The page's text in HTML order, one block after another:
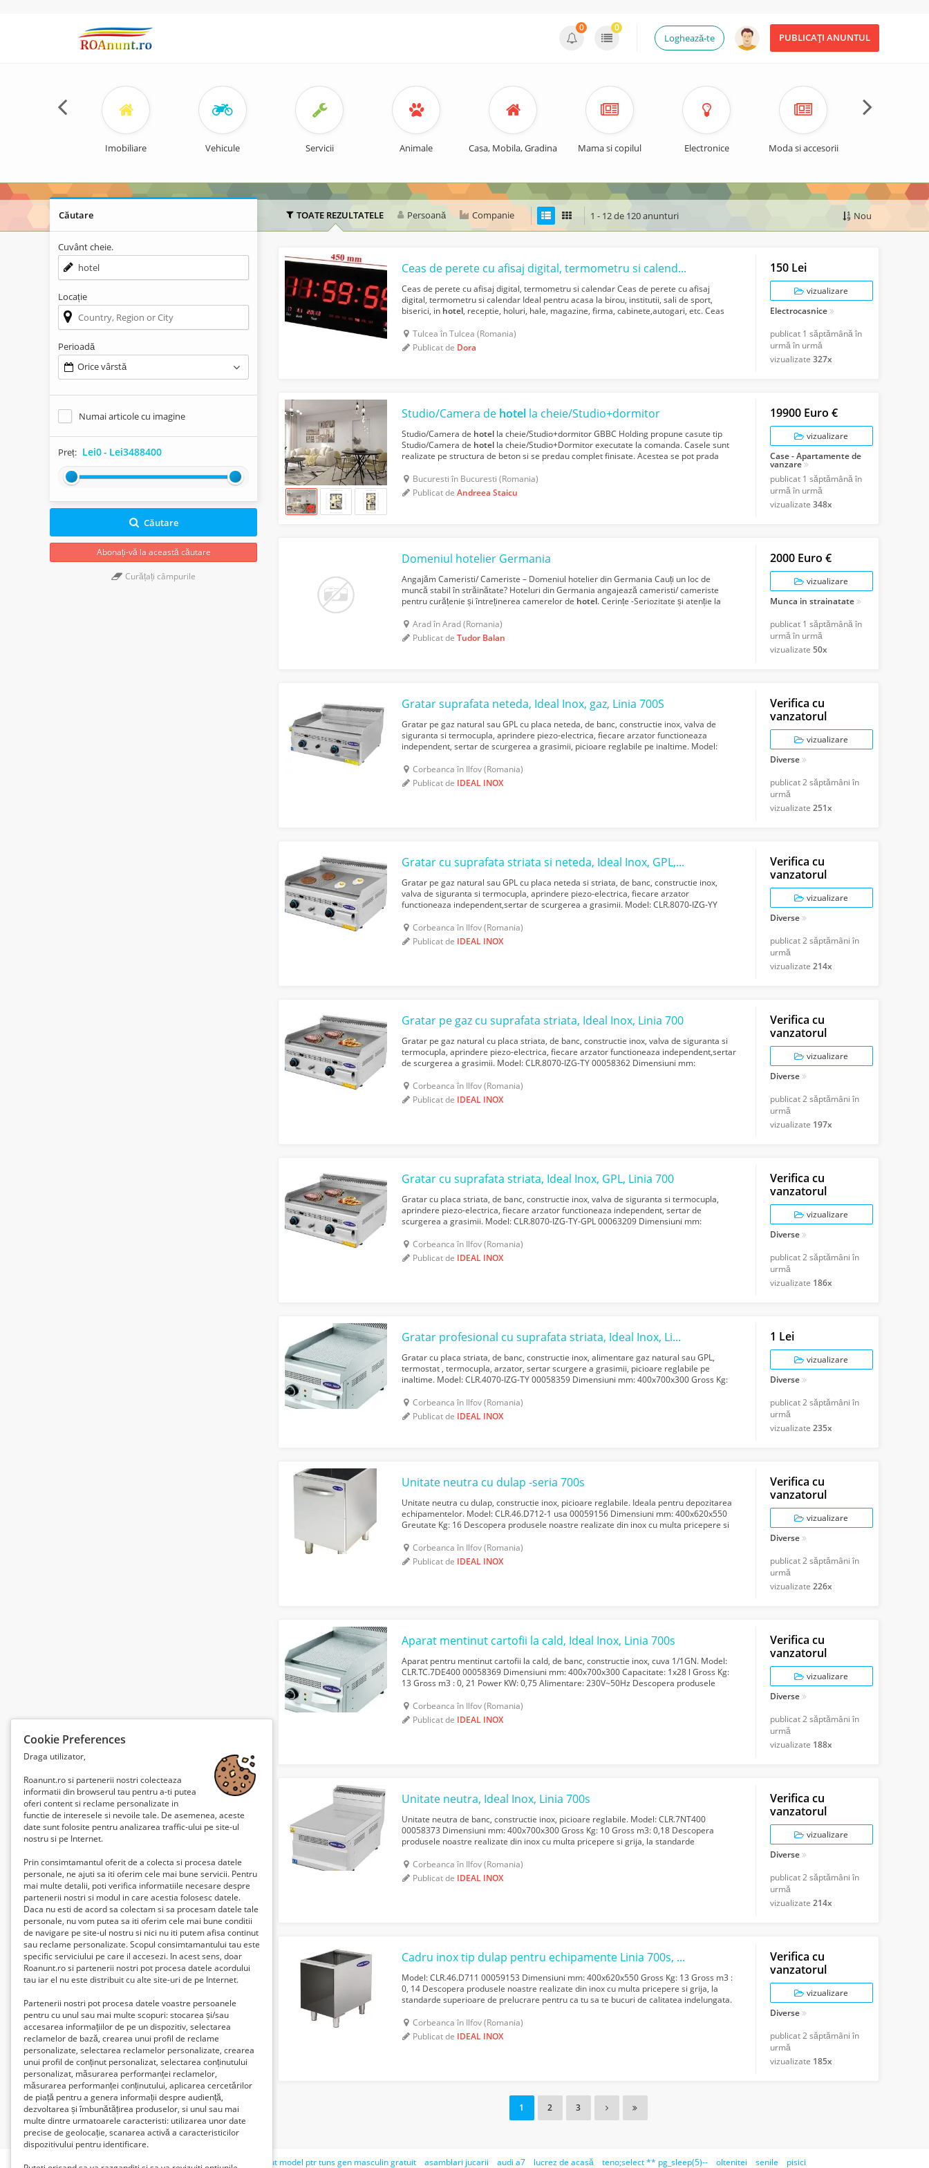
PUBLICAȚI ANUNTUL
Loghează-te
0 0
Imobiliare Vehicule Servicii Animale Casa, Mobila, Gradina Mama si copilul Electronice Moda si accesorii
TOATE REZULTATELE Persoană Companie 1 - 12 de 120 anunturi Nou
Ceas de perete cu afisaj digital, termometru si calendar
Ceas de perete cu afisaj digital, termometru si calendar Ceas de perete cu afisaj
digital, termometru si calendar Ideal pentru acasa la birou, institutii, sali de sport,
biserici, in hotel, receptie, holuri, hale, magazine, firma, cabinete,autogari, etc. Ceas
Tulcea în Tulcea (Romania)
Publicat de Dora
150 Lei
vizualizare
Electrocasnice
publicat 1 săptămână în
urmă în urmă
vizualizate 327x
Studio/Camera de hotel la cheie/Studio+dormitor
Studio/Camera de hotel la cheie/Studio+dormitor GBBC Holding propune casute tip
Studio/Camera de hotel la cheie/Studio+Dormitor executate la comanda. Casele sunt
realizate pe structura de beton si se predau complet finisate. Acestea se pot prada
Bucuresti în Bucuresti (Romania)
Publicat deAndreea Staicu
19900 Euro €
vizualizare
Case - Apartamente de
vanzare
publicat 1 săptămână în
urmă în urmă
vizualizate 348x
Domeniul hotelier Germania
Angajăm Cameristi/ Cameriste – Domeniul hotelier din Germania Cauți un loc de
muncă stabil în străinătate? Hoteluri din Germania angajează cameristi/ cameriste
pentru curățenie și întreținerea camerelor de hotel. Cerințe -Seriozitate și atenție la
Arad în Arad (Romania)
Publicat deTudor Balan
2000 Euro €
vizualizare
Munca in strainatate
publicat 1 săptămână în
urmă în urmă
vizualizate 50x
Gratar suprafata neteda, Ideal Inox, gaz, Linia 700S
Gratar pe gaz natural sau GPL cu placa neteda, de banc, constructie inox, valva de
siguranta si termocupla, aprindere piezo-electrica, fiecare arzator functioneaza
independent, sertar de scurgerea a grasimii, picioare reglabile pe inaltime. Model:
Corbeanca în Ilfov (Romania)
Publicat de IDEAL INOX
Verifica cu
vanzatorul
vizualizare
Diverse
publicat2 săptămâni în
urmă
vizualizate 251x
Gratar cu suprafata striata si neteda, Ideal Inox, GPL, Linia 700
Gratar pe gaz natural sau GPL cu placa neteda si striata, de banc, constructie inox,
valva de siguranta si termocupla, aprindere piezo-electrica, fiecare arzator
functioneaza independent,sertar de scurgerea a grasimii. Model: CLR.8070-IZG-YY
Corbeanca în Ilfov (Romania)
Publicat de IDEAL INOX
Verifica cu
vanzatorul
vizualizare
Diverse
publicat2 săptămâni în
urmă
vizualizate 214x
Gratar pe gaz cu suprafata striata, Ideal Inox, Linia 700
Gratar pe gaz natural cu placa striata, de banc, constructie inox, valva de siguranta si
termocupla, aprindere piezo-electrica, fiecare arzator functioneaza independent,sertar
de scurgerea a grasimii. Model: CLR.8070-IZG-TY 00058362 Dimensiuni mm:
Corbeanca în Ilfov (Romania)
Publicat de IDEAL INOX
Verifica cu
vanzatorul
vizualizare
Diverse
publicat2 săptămâni în
urmă
vizualizate 197x
Gratar cu suprafata striata, Ideal Inox, GPL, Linia 700
Gratar cu placa striata, de banc, constructie inox, valva de siguranta si termocupla,
aprindere piezo-electrica, fiecare arzator functioneaza independent, sertar de
scurgerea a grasimii. Model: CLR.8070-IZG-TY-GPL 00063209 Dimensiuni mm:
Corbeanca în Ilfov (Romania)
Publicat de IDEAL INOX
Verifica cu
vanzatorul
vizualizare
Diverse
publicat2 săptămâni în
urmă
vizualizate 186x
Gratar profesional cu suprafata striata, Ideal Inox, Linia 700 S
Gratar cu placa striata, de banc, constructie inox, alimentare gaz natural sau GPL,
termostat , termocupla, arzator, sertar scurgere a grasimii, picioare reglabile pe
inaltime. Model: CLR.4070-IZG-TY 00058359 Dimensiuni mm: 400x700x300 Gross Kg:
Corbeanca în Ilfov (Romania)
Publicat de IDEAL INOX
1 Lei
vizualizare
Diverse
publicat2 săptămâni în
urmă
vizualizate 235x
Unitate neutra cu dulap -seria 700s
Unitate neutra cu dulap, constructie inox, picioare reglabile. Ideala pentru depozitarea
echipamentelor. Model: CLR.46.D712-1 usa 00059156 Dimensiuni mm: 400x620x550
Greutate Kg: 16 Descopera produsele noastre realizate din inox cu multa pricepere si
Corbeanca în Ilfov (Romania)
Publicat de IDEAL INOX
Verifica cu
vanzatorul
vizualizare
Diverse
publicat2 săptămâni în
urmă
vizualizate 226x
Aparat mentinut cartofii la cald, Ideal Inox, Linia 700s
Aparat pentru mentinut cartofii la cald, de banc, constructie inox, cuva 1/1GN. Model:
CLR.TC.7DE400 00058369 Dimensiuni mm: 400x700x300 Capacitate: 1x28 l Gross Kg:
13 Gross m3 : 0, 21 Power KW: 0,75 Alimentare: 230V~50Hz Descopera produsele
Corbeanca în Ilfov (Romania)
Publicat de IDEAL INOX
Verifica cu
vanzatorul
vizualizare
Diverse
publicat2 săptămâni în
urmă
vizualizate 188x
Unitate neutra, Ideal Inox, Linia 700s
Unitate neutra de banc, constructie inox, picioare reglabile. Model: CLR.7NT400
00058373 Dimensiuni mm: 400x700x300 Gross Kg: 10 Gross m3: 0,18 Descopera
produsele noastre realizate din inox cu multa pricepere si grija, la standarde
Corbeanca în Ilfov (Romania)
Publicat de IDEAL INOX
Verifica cu
vanzatorul
vizualizare
Diverse
publicat2 săptămâni în
urmă
vizualizate 214x
Cadru inox tip dulap pentru echipamente Linia 700s, Ideal Inox
Model: CLR.46.D711 00059153 Dimensiuni mm: 400x620x550 Gross Kg: 13 Gross m3 :
0, 14 Descopera produsele noastre realizate din inox cu multa pricepere si grija, la
standarde superioare de prelucrare pentru ca tu sa te bucuri de calitatea indelungata.
Corbeanca în Ilfov (Romania)
Publicat de IDEAL INOX
Verifica cu
vanzatorul
vizualizare
Diverse
publicat2 săptămâni în
urmă
vizualizate 185x
1 2 3
Căutare
Cuvânt cheie.
Locație
Perioadă
Orice vârstă
Numai articole cu imagine
Preț: Lei0- Lei3488400
Căutare
Abonați-vă la această căutare
Curățați câmpurile
Cookie Preferences
Draga utilizator,
Roanunt.ro si partenerii nostri colecteaza
informatii din browserul tau pentru a-ti putea
oferi content si reclame personalizate in
functie de interesele si nevoile tale. De asemenea, aceste
date sunt folosite pentru analizarea traffic-ului pe site-ul
nostru si pe Internet.
Prin consimtamantul oferit de a colecta si procesa datele
personale, ne ajuti sa iti oferim cele mai bune servicii. Pentru
mai multe detalii, poti verifica informatiile necesare despre
partenerii nostri si modul in care acestia folosesc datele.
Daca nu esti de acord sa colectam si sa procesam datele tale
personale, nu vom putea sa iti oferim cele mai bune conditii
de navigare pe site-ul nostru si nici nu iti putem afisa continut
sau reclame personalizate. Scopul consimtamantului tau este
specific serviciului pe care il accesezi. In acest sens, doar
Roanunt.ro si partenerii nostri pot procesa datele acordului
tau iar el nu este distribuit cu alte site-uri de pe Internet.
Partenerii nostri pot procesa datele voastre persoanele
pentru cu unul sau mai multe scopuri: stocarea și/sau
accesarea informațiilor de pe un dispozitiv, selectarea
reclamelor de bază, crearea unui profil de reclame
personalizate, selectarea reclamelor personalizate, crearea
unui profil de conținut personalizat, selectarea conținutului
personalizat, măsurarea performanței reclamelor,
măsurarea performanței conținutului, aplicarea cercetărilor
de piață pentru a genera informații despre audiență,
dezvoltarea și îmbunătățirea produselor, si unul sau mai
multe dintre urmatoarele caracteristi: utilizarea unor date
precise de geolocație, scanarea activă a caracteristicilor
dispozitivului pentru identificare.
Căutări recente: hotel compresor dacia caut model ptr tuns gen masculin gratuit asamblari jucarii audi a7 lucrez de acasă teno;select ** pg_sleep(5)-- oltenitei senile pisici